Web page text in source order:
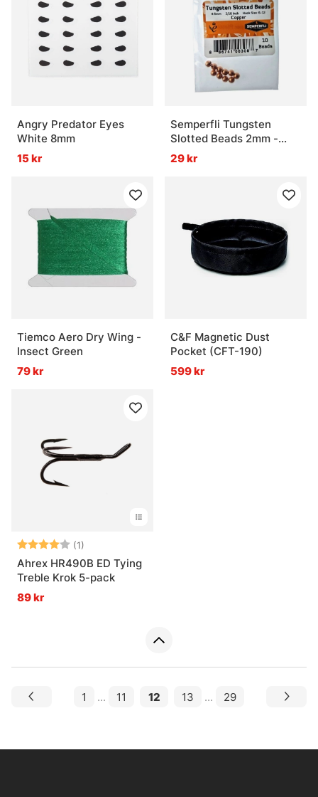
Angry Predator Eyes
White 8mm
15 kr
Semperfli Tungsten
Slotted Beads 2mm -
Copper
29 kr
Tiemco Aero Dry Wing -
Insect Green
79 kr
C&F Magnetic Dust
Pocket (CFT-190)
599 kr
Betyg: (1)
Ahrex HR490B ED Tying
Treble Krok 5-pack
89 kr
1 ... 11 12 13 ... 29